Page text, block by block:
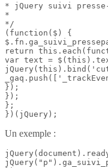
* jQuery suivi
*
*/
(function($) {
return
var text =
});
});
};
})(jQuery);
Un exemple :